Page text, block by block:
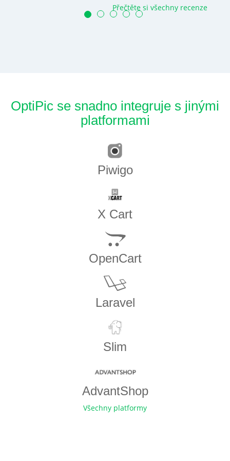
Přečtěte si všechny recenze
OptiPic se snadno integruje s jinými
platformami
Piwigo
X Cart
OpenCart
Laravel
Slim
AdvantShop
Všechny platformy